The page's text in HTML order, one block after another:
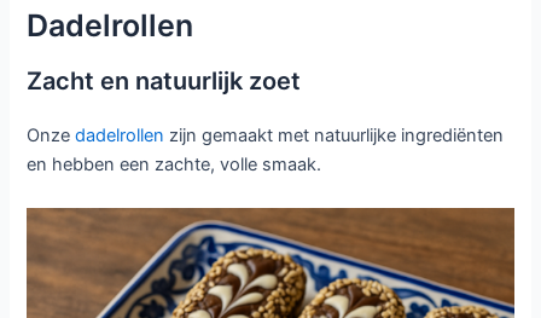
Dadelrollen
Zacht en natuurlijk zoet
Onzedadelrollen zijn gemaakt met natuurlijke ingrediënten
en hebben een zachte, volle smaak.